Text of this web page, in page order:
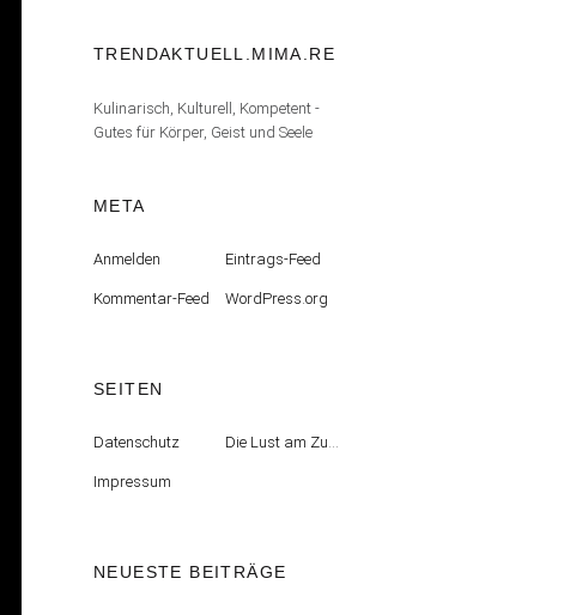
TRENDAKTUELL.MIMA.RE
Kulinarisch, Kulturell, Kompetent -
Gutes für Körper, Geist und Seele
META
Anmelden Eintrags-Feed
Kommentar-Feed WordPress.org
SEITEN
Datenschutz Die Lust am Zufall
Impressum
NEUESTE BEITRÄGE